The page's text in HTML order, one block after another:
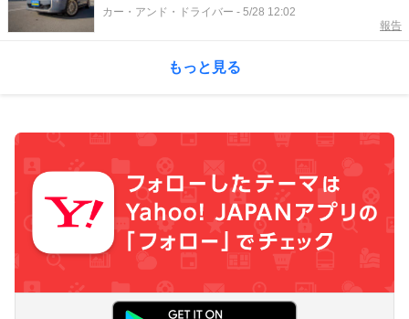
ル」の愛すべき開放感
カー・アンド・ドライバー - 5/28 12:02
報告
もっと見る